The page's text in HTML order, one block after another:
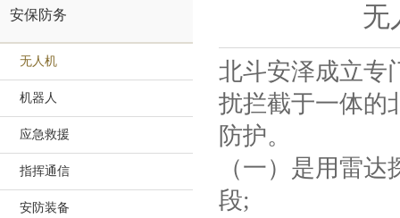
安保防务
无人机
机器人
应急救援
指挥通信
安防装备
无
北斗安泽成立专
扰拦截于一体的
防护。
（一）是用雷
段;